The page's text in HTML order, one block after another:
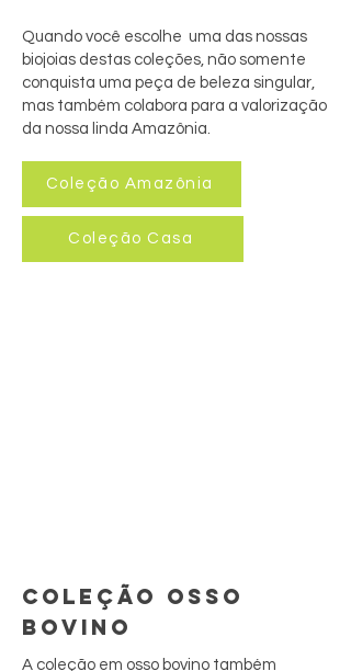
Quando você escolhe uma das nossas
biojoias destas coleções, não somente
conquista uma peça de beleza singular,
mas também colabora para a valorização
da nossa linda Amazônia.
Coleção Amazônia
Coleção Casa
COLEÇÃO OSSO
BOVINO
A coleção em osso bovino também